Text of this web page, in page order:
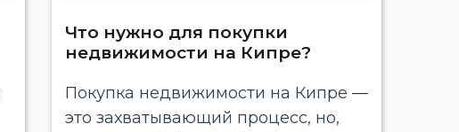
Что нужно для покупки
недвижимости на Кипре?
Покупка недвижимости на Кипре —
это захватывающий процесс, но,